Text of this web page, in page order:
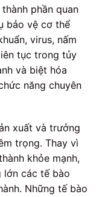
phần quan
bảo vệ cơ thể
virus, nấm
tục trong tủy
và biệt hóa
năng chuyên
xuất và trưởng
trọng. Thay vì
khỏe mạnh,
lớn các tế bào
Những tế bào